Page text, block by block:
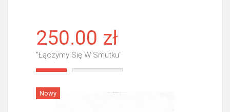
250.00 zł
"Łączymy Się W Smutku"
Nowy